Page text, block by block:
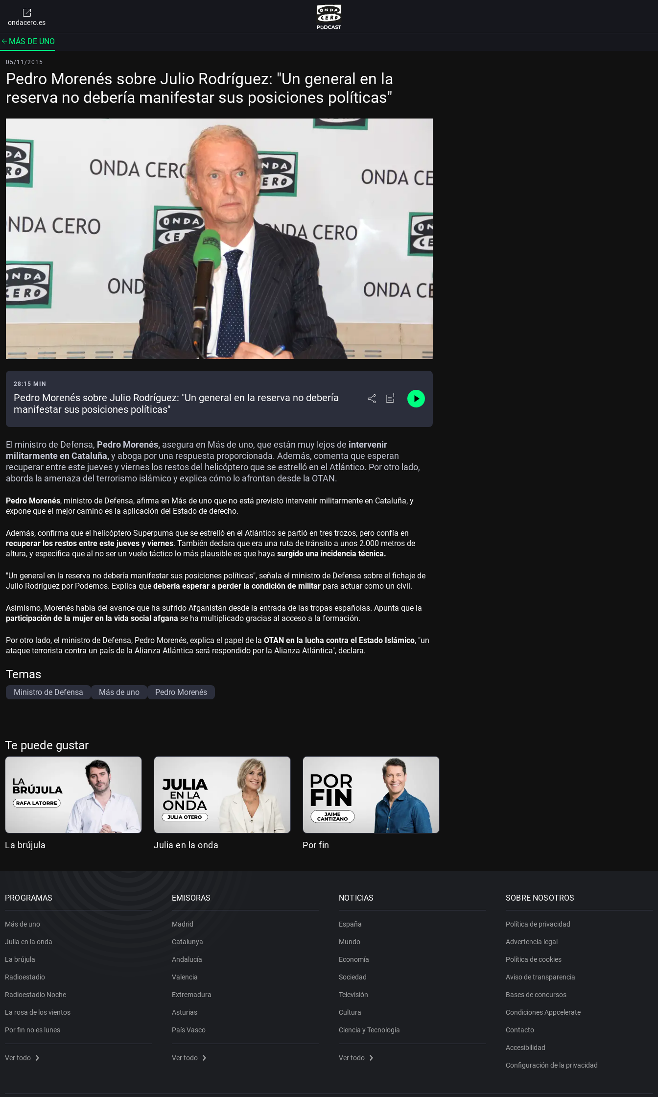
ondacero.es
MÁS DE UNO
05/11/2015
Pedro Morenés sobre Julio Rodríguez: "Un general en la
reserva no debería manifestar sus posiciones políticas"
28:15 MIN
Pedro Morenés sobre Julio Rodríguez: "Un general en la reserva no debería
manifestar sus posiciones políticas"
El ministro de Defensa, Pedro Morenés, asegura en Más de uno, que están muy lejos de intervenir
militarmente en Cataluña,y aboga por una respuesta proporcionada. Además, comenta que esperan
recuperar entre este jueves y viernes los restos del helicóptero que se estrelló en el Atlántico. Por otro lado,
aborda la amenaza del terrorismo islámico y explica cómo lo afrontan desde la OTAN.
Pedro Morenés, ministro de Defensa, afirma en Más de uno que no está previsto intervenir militarmente en Cataluña, y
expone que el mejor camino es la aplicación del Estado de derecho.
Además, confirma que el helicóptero Superpuma que se estrelló en el Atlántico se partió en tres trozos, pero confía en
recuperar los restos entre este jueves y viernes. También declara que era una ruta de tránsito a unos 2.000 metros de
altura, y especifica que al no ser un vuelo táctico lo más plausible es que haya surgido una incidencia técnica.
"Un general en la reserva no debería manifestar sus posiciones políticas", señala el ministro de Defensa sobre el fichaje de
Julio Rodríguez por Podemos. Explica que debería esperar a perder la condición de militar para actuar como un civil.
Asimismo, Morenés habla del avance que ha sufrido Afganistán desde la entrada de las tropas españolas. Apunta que la
participación de la mujer en la vida social afgana se ha multiplicado gracias al acceso a la formación.
Por otro lado, el ministro de Defensa, Pedro Morenés, explica el papel de la OTAN en la lucha contra el Estado Islámico, "un
ataque terrorista contra un país de la Alianza Atlántica será respondido por la Alianza Atlántica", declara.
Temas
Ministro de Defensa Más de uno Pedro Morenés
Te puede gustar
La brújula Julia en la onda Por fin
PROGRAMAS
Más de uno
Julia en la onda
La brújula
Radioestadio
Radioestadio Noche
La rosa de los vientos
Por fin no es lunes
Ver todo
EMISORAS
Madrid
Catalunya
Andalucía
Valencia
Extremadura
Asturias
País Vasco
Ver todo
NOTICIAS
España
Mundo
Economía
Sociedad
Televisión
Cultura
Ciencia y Tecnología
Ver todo
SOBRE NOSOTROS
Política de privacidad
Advertencia legal
Política de cookies
Aviso de transparencia
Bases de concursos
Condiciones Appcelerate
Contacto
Accesibilidad
Configuración de la privacidad